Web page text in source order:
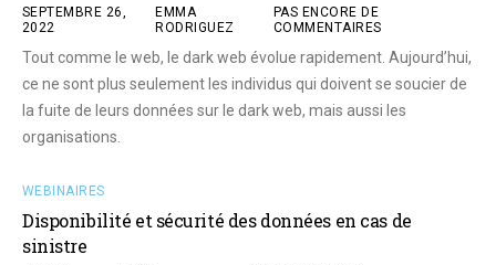
SEPTEMBRE 26,
2022
EMMA
RODRIGUEZ
PAS ENCORE DE
COMMENTAIRES
Tout comme le web, le dark web évolue rapidement. Aujourd’hui,
ce ne sont plus seulement les individus qui doivent se soucier de
la fuite de leurs données sur le dark web, mais aussi les
organisations.
WEBINAIRES
Disponibilité et sécurité des données en cas de
sinistre